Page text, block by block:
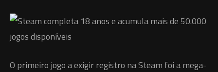
‎O primeiro jogo a exigir registro na Steam foi a mega-